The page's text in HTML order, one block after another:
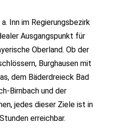
Inn im Regierungsbezirk
Ausgangspunkt für
Oberland. Ob der
Burghausen mit
dem Bäderdreieck Bad
Birnbach und der
jedes dieser Ziele ist in
erreichbar.